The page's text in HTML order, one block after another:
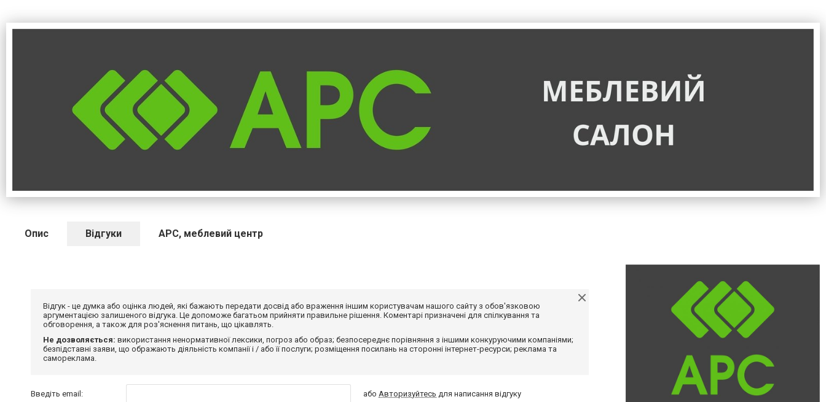
Опис Відгуки АРС, меблевий центр
Відгук - це думка або оцінка людей, які бажають передати досвід або враження іншим користувачам нашого сайту з обов'язковою
аргументацією залишеного відгука. Це допоможе багатьом прийняти правильне рішення. Коментарі призначені для спілкування та
обговорення, а також для роз'яснення питань, що цікавлять.
Не дозволяється: використання ненормативної лексики, погроз або образ; безпосереднє порівняння з іншими конкуруючими компаніями;
безпідставні заяви, що ображають діяльність компанії і / або її послуги; розміщення посилань на сторонні інтернет-ресурси; реклама та
самореклама.
Введіть email: абоАвторизуйтесь для написання відгуку